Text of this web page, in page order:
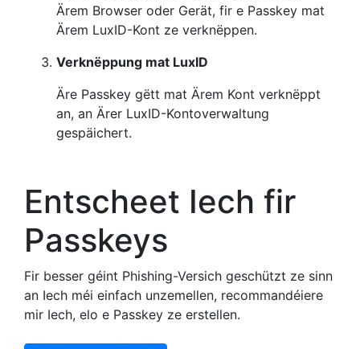
Ärem Browser oder Gerät, fir e Passkey mat
Ärem LuxID-Kont ze verknëppen.
Verknëppung mat LuxID
Äre Passkey gëtt mat Ärem Kont verknëppt
an, an Ärer LuxID-Kontoverwaltung
gespäichert.
Entscheet Iech fir
Passkeys
Fir besser géint Phishing-Versich geschützt ze sinn
an Iech méi einfach unzemellen, recommandéiere
mir Iech, elo e Passkey ze erstellen.